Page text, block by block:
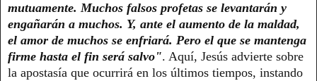
mutuamente. Muchos falsos profetas se levantarán y
engañarán a muchos. Y, ante el aumento de la maldad,
el amor de muchos se enfriará. Pero el que se mantenga
firme hasta el fin será salvo". Aquí, Jesús advierte sobre
la apostasía que ocurrirá en los últimos tiempos, instando